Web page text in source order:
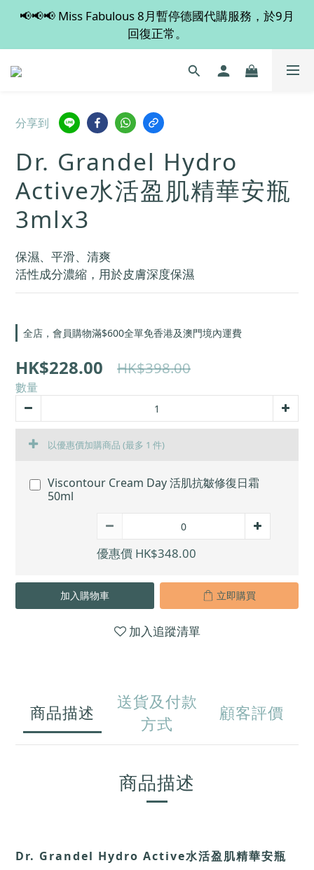
💡 全店滿 $600 免運費，買多件更抵！
📢📢📢 Miss Fabulous 8月暫停德國代購服務，於9月
回復正常。
💡 全店滿 $600 免運費，買多件更抵！
分享到
Dr. Grandel Hydro
Active水活盈肌精華安瓶
3mlx3
保濕、平滑、清爽
活性成分濃縮，用於皮膚深度保濕
全店，會員購物滿$600全單免香港及澳門境內運費
HK$228.00 HK$398.00
數量
以優惠價加購商品 (最多 1 件)
Viscontour Cream Day 活肌抗皺修復日霜
50ml
優惠價 HK$348.00
加入購物車 立即購買
加入追蹤清單
商品描述
送貨及付款
方式
顧客評價
商品描述
Dr. Grandel Hydro Active水活盈肌精華安瓶